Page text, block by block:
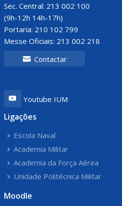
Sec. Central: 213 002 100
(9h-12h 14h-17h)
Portaria: 210 102 799
Messe Oficiais: 213 002 218
Contactar
Youtube IUM
Ligações
Escola Naval
Academia Militar
Academia da Força Aérea
Unidade Politécnica Militar
Moodle